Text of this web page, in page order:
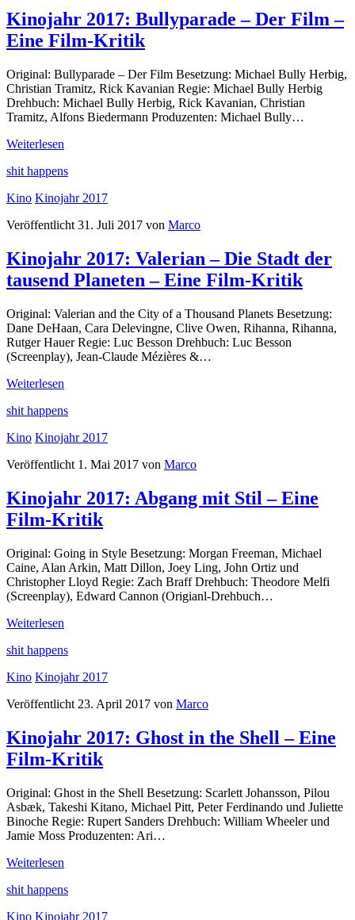
Film-
Kritik
Kinojahr 2017: Bullyparade – Der Film –
Eine Film-Kritik
Original: Bullyparade – Der Film Besetzung: Michael Bully Herbig,
Christian Tramitz, Rick Kavanian Regie: Michael Bully Herbig
Drehbuch: Michael Bully Herbig, Rick Kavanian, Christian
Tramitz, Alfons Biedermann Produzenten: Michael Bully…
Weiterlesen
Bullyparade
Der
–
Film-
Kritik
shit happens
Kino Kinojahr 2017
Veröffentlicht 31. Juli 2017 von Marco
Kinojahr 2017: Valerian – Die Stadt der
tausend Planeten – Eine Film-Kritik
Original: Valerian and the City of a Thousand Planets Besetzung:
Dane DeHaan, Cara Delevingne, Clive Owen, Rihanna, Rihanna,
Rutger Hauer Regie: Luc Besson Drehbuch: Luc Besson
(Screenplay), Jean-Claude Mézières &…
Weiterlesen
Valerian
Die
der
Planeten
–
Eine
Kritik
shit happens
Kino Kinojahr 2017
Veröffentlicht 1. Mai 2017 von Marco
Kinojahr 2017: Abgang mit Stil – Eine
Film-Kritik
Original: Going in Style Besetzung: Morgan Freeman, Michael
Caine, Alan Arkin, Matt Dillon, Joey Ling, John Ortiz und
Christopher Lloyd Regie: Zach Braff Drehbuch: Theodore Melfi
(Screenplay), Edward Cannon (Origianl-Drehbuch…
Weiterlesen
Abgang
Stil
Eine
Kritik
shit happens
Kino Kinojahr 2017
Veröffentlicht 23. April 2017 von Marco
Kinojahr 2017: Ghost in the Shell – Eine
Film-Kritik
Original: Ghost in the Shell Besetzung: Scarlett Johansson, Pilou
Asbæk, Takeshi Kitano, Michael Pitt, Peter Ferdinando und Juliette
Binoche Regie: Rupert Sanders Drehbuch: William Wheeler und
Jamie Moss Produzenten: Ari…
Weiterlesen
Ghost
shit happens
Kino Kinojahr 2017